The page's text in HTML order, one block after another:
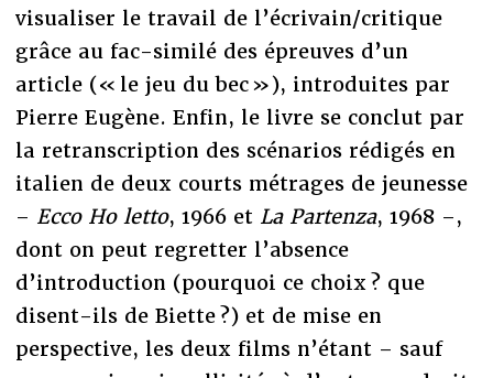
visualiser le travail de l’écrivain/critique
grâce au fac-similé des épreuves d’un
article (« le jeu du bec »), introduites par
Pierre Eugène. Enfin, le livre se conclut par
la retranscription des scénarios rédigés en
italien de deux courts métrages de jeunesse
– Ecco Ho letto, 1966 et La Partenza, 1968 –,
dont on peut regretter l’absence
d’introduction (pourquoi ce choix ? que
disent-ils de Biette ?) et de mise en
perspective, les deux films n’étant – sauf